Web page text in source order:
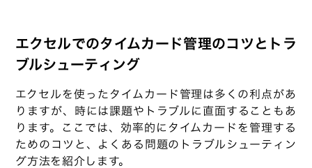
エクセルでのタイムカード管理のコツとトラ
ブルシューティング
エクセルを使ったタイムカード管理は多くの利点があ
りますが、時には課題やトラブルに直面することもあ
ります。ここでは、効率的にタイムカードを管理する
ためのコツと、よくある問題のトラブルシューティン
グ方法を紹介します。